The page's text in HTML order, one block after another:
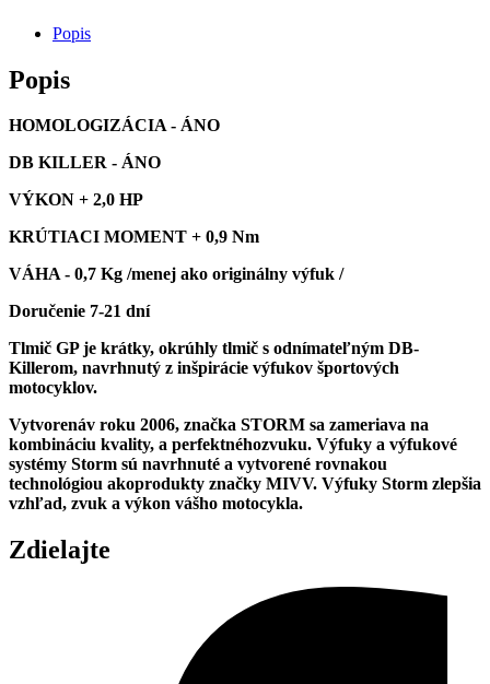
2003
2005
Popis
Popis
HOMOLOGIZÁCIA - ÁNO
DB KILLER - ÁNO
VÝKON + 2,0 HP
KRÚTIACI MOMENT + 0,9 Nm
VÁHA - 0,7 Kg /menej ako originálny výfuk /
Doručenie 7-21 dní
Tlmič GP je krátky, okrúhly tlmič s odnímateľným DB-
Killerom, navrhnutý z inšpirácie výfukov športových
motocyklov.
Vytvorenáv roku 2006, značka STORM sa zameriava na
kombináciu kvality, a perfektnéhozvuku. Výfuky a výfukové
systémy Storm sú navrhnuté a vytvorené rovnakou
technológiou akoprodukty značky MIVV. Výfuky Storm zlepšia
vzhľad, zvuk a výkon vášho motocykla.
Zdielajte